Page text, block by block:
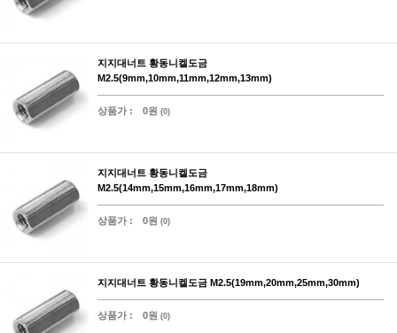
지지대너트 황동니켈도금
M2.5(9mm,10mm,11mm,12mm,13mm)
상품가 : 0원 (0)
지지대너트 황동니켈도금
M2.5(14mm,15mm,16mm,17mm,18mm)
상품가 : 0원 (0)
지지대너트 황동니켈도금 M2.5(19mm,20mm,25mm,30mm)
상품가 : 0원 (0)